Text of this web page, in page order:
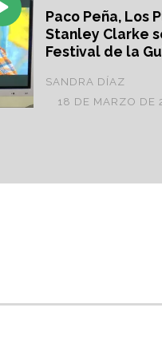
Paco Peña, Los
Stanley Clarke
Festival de la
SANDRA DÍAZ
18 DE MARZO DE